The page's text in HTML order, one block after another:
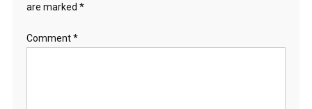
are marked *
Comment*